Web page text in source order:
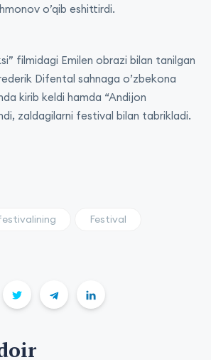
o’qib eshittirdi.
filmidagi Emilen obrazi bilan tanilgan
Difental sahnaga o’zbekona
kirib keldi hamda “Andijon
zaldagilarni festival bilan tabrikladi.
Festival